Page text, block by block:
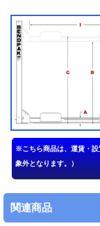
関連商品